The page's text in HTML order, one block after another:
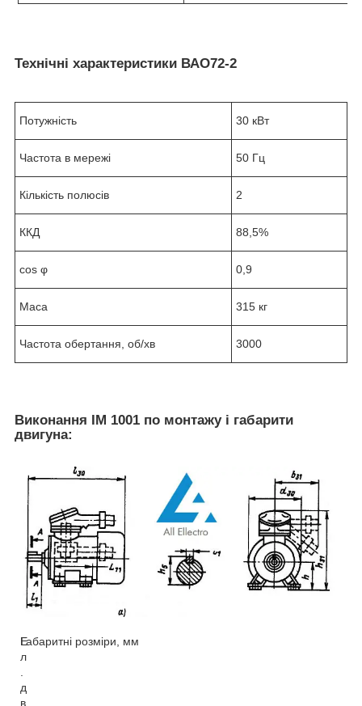
Технічні характеристики ВАО72-2
Потужність 30 кВт
Частота в мережі 50 Гц
Кількість полюсів 2
ККД 88,5%
cos φ 0,9
Маса 315 кг
Частота обертання, об/хв 3000
Виконання IM 1001 по монтажу і габарити
двигуна:
Е
л
.
д
в
Габаритні розміри, мм